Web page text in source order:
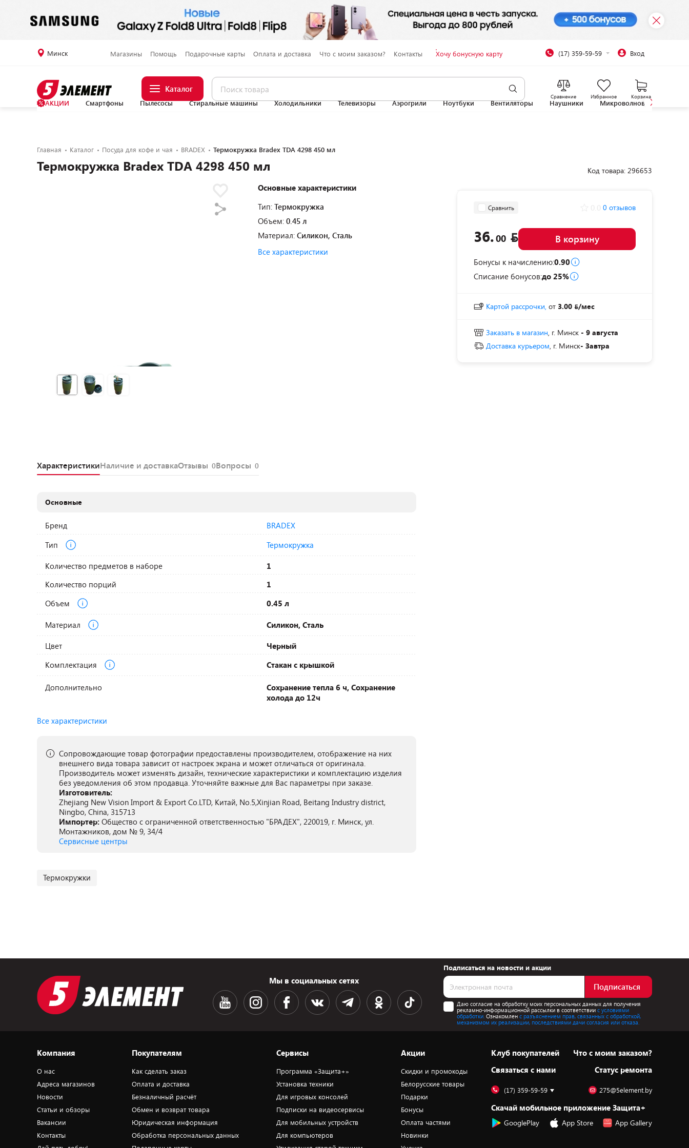
Минск Магазины Помощь Подарочные карты Оплата и доставка Что с моим заказом? Контакты Хочу бонусную карту (17) 359-59-59 Вход
Каталог
Сравнение Избранное Корзина
АКЦИИ Смартфоны Пылесосы Стиральные машины Холодильники Телевизоры Аэрогрили Ноутбуки Вентиляторы Наушники Микроволновые печи
Главная Каталог Посуда для кофе и чая BRADEX Термокружка Bradex TDA 4298 450 мл
Термокружка Bradex TDA 4298 450 мл
Основные характеристики
Тип: Термокружка
Объем: 0.45 л
Материал: Силикон, Сталь
Все характеристики
Код товара: 296653
Сравнить 0 отзывов
36.00 В корзину
Бонусы к начислению:0.90
Списание бонусов:до 25%
Картой рассрочки, от 3.00 /мес
Заказать в магазин, г. Минск - 9 августа
Доставка курьером, г. Минск- Завтра
ХарактеристикиНаличие и доставкаОтзывы 0Вопросы 0
Основные
Бренд
BRADEX
Тип
Термокружка
Количество предметов в наборе
1
Количество порций
1
Объем
0.45 л
Материал Силикон, Сталь
Цвет
Черный
Комплектация
Стакан с крышкой
Дополнительно
Сохранение тепла 6 ч, Сохранение
холода до 12ч
Все характеристики
Сопровождающие товар фотографии предоставлены производителем, отображение на них
внешнего вида товара зависит от настроек экрана и может отличаться от оригинала.
Производитель может изменять дизайн, технические характеристики и комплектацию изделия
без уведомления об этом продавца. Уточняйте важные для Вас параметры при заказе.
Изготовитель:
Zhejiang New Vision Import & Export Co.LTD, Китай, No.5,Xinjian Road, Beitang Industry district,
Ningbo, China, 315713
Импортер: Общество с ограниченной ответственностью "БРАДЕХ", 220019, г. Минск, ул.
Монтажников, дом № 9, 34/4
Сервисные центры
Термокружки
Мы в социальных сетях
Подписаться на новости и акции
Подписаться
Даю согласие на обработку моих персональных данных для получения
рекламно-информационной рассылки в соответствиис условиями
обработки. Ознакомлен с разъяснением прав, связанных с обработкой,
механизмом их реализации, последствиями дачи согласия или отказа.
Компания
О нас
Адреса магазинов
Новости
Статьи и обзоры
Вакансии
Контакты
Покупателям
Как сделать заказ
Оплата и доставка
Безналичный расчёт
Обмен и возврат товара
Юридическая информация
Обработка персональных данных
Сервисы
Программа «Защита+»
Установка техники
Для игровых консолей
Подписки на видеосервисы
Для мобильных устройств
Для компьютеров
Акции
Скидки и промокоды
Белорусские товары
Подарки
Бонусы
Оплата частями
Новинки
Клуб покупателей
Cвязаться с нами
Что с моим заказом?
Статус ремонта
(17) 359-59-59 275@5element.by
Скачай мобильное приложение Защита+
GooglePlay App Store App Gallery